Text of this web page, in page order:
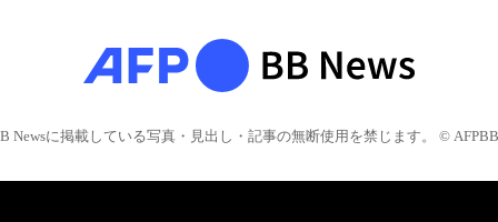
Newsに掲載している写真・見出し・記事の無断使用を禁じます。 © AFPBB